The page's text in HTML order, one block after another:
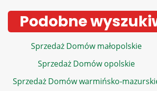
Podobne
Sprzedaż Domów małopolskie
Sprzedaż Domów opolskie
Sprzedaż Domów warmińsko-